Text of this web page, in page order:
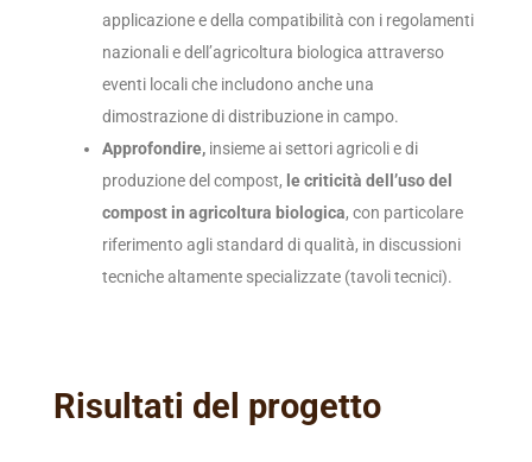
applicazione e della compatibilità con i regolamenti
nazionali e dell’agricoltura biologica attraverso
eventi locali che includono anche una
dimostrazione di distribuzione in campo.
Approfondire, insieme ai settori agricoli e di
produzione del compost, le criticità dell’uso del
compost in agricoltura biologica, con particolare
riferimento agli standard di qualità, in discussioni
tecniche altamente specializzate (tavoli tecnici).
Risultati del progetto